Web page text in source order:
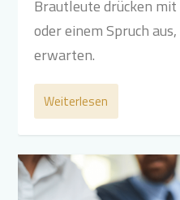
Brautleute drücken
oder einem Spruch
erwarten.
Weiterlesen